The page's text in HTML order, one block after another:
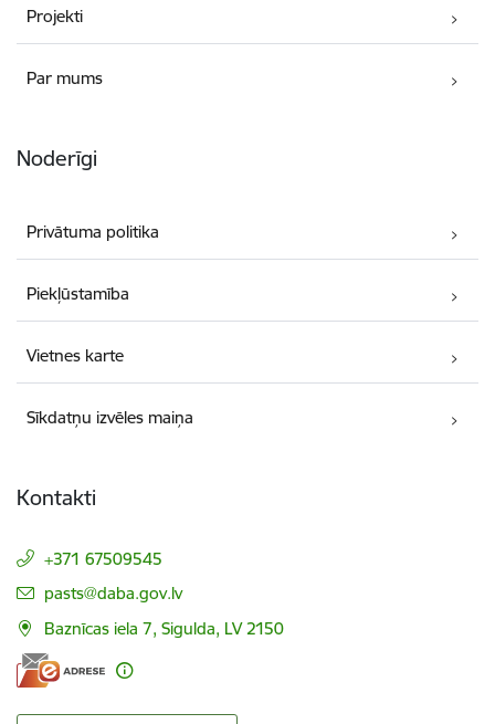
Projekti
Par mums
Noderīgi
Privātuma politika
Piekļūstamība
Vietnes karte
Sīkdatņu izvēles maiņa
Kontakti
+371 67509545
E-pasts:
pasts@daba.gov.lv
Baznīcas iela 7, Sigulda, LV 2150